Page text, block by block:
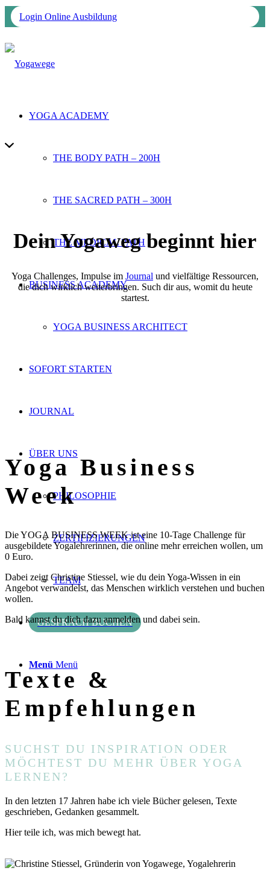
Login Online Ausbildung
YOGA ACADEMY
THE BODY PATH – 200H
THE SACRED PATH – 300H
THE MEDICAL PATH
BUSINESS ACADEMY
YOGA BUSINESS ARCHITECT
SOFORT STARTEN
JOURNAL
ÜBER UNS
PHILOSOPHIE
ZERTIFIZIERUNGEN
TEAM
GESPRÄCH BUCHEN
Menü Menü
Dein Yogaweg beginnt hier
Yoga Challenges, Impulse im Journal und vielfältige Ressourcen,
die dich wirklich weiterbringen. Such dir aus, womit du heute
startest.
Yoga Business
Week
Die YOGA BUSINESS WEEK ist eine 10-Tage Challenge für
ausgebildete Yogalehrerinnen, die online mehr erreichen wollen, um
0 Euro.
Dabei zeigt Christine Stiessel, wie du dein Yoga-Wissen in ein
Angebot verwandelst, das Menschen wirklich verstehen und buchen
wollen.
Bald kannst du dich dazu anmelden und dabei sein.
Texte &
Empfehlungen
SUCHST DU INSPIRATION ODER
MÖCHTEST DU MEHR ÜBER YOGA
LERNEN?
In den letzten 17 Jahren habe ich viele Bücher gelesen, Texte
geschrieben, Gedanken gesammelt.
Hier teile ich, was mich bewegt hat.